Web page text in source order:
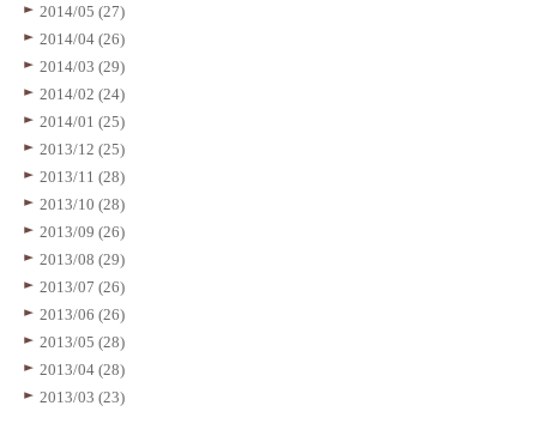
2014/05 (27)
2014/04 (26)
2014/03 (29)
2014/02 (24)
2014/01 (25)
2013/12 (25)
2013/11 (28)
2013/10 (28)
2013/09 (26)
2013/08 (29)
2013/07 (26)
2013/06 (26)
2013/05 (28)
2013/04 (28)
2013/03 (23)